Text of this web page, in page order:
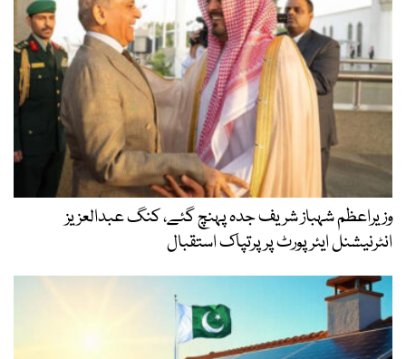
وزیراعظم شہباز شریف جدہ پہنچ گئے، کنگ عبدالعزیز
انٹرنیشنل ایئر پورٹ پر پرتپاک استقبال